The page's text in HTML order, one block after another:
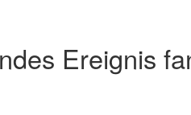
Ereignis